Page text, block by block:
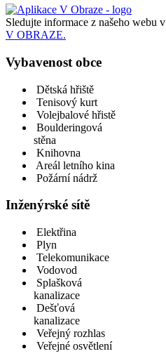
Sledujte informace z našeho webu v
V OBRAZE.
Vybavenost obce
Dětská hřiště
Tenisový kurt
Volejbalové hřistě
Boulderingová
stěna
Knihovna
Areál letního kina
Požární nádrž
Inženýrské sítě
Elektřina
Plyn
Telekomunikace
Vodovod
Splašková
kanalizace
Dešťová
kanalizace
Veřejný rozhlas
Veřejné osvětlení